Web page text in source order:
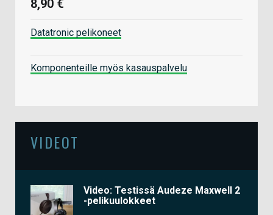
8,90 €
Datatronic pelikoneet
Komponenteille myös kasauspalvelu
VIDEOT
Video: Testissä Audeze Maxwell 2
-pelikuulokkeet